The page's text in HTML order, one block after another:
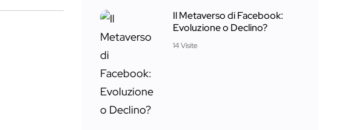
Il Metaverso di Facebook:
Evoluzione o Declino?
14 Visite